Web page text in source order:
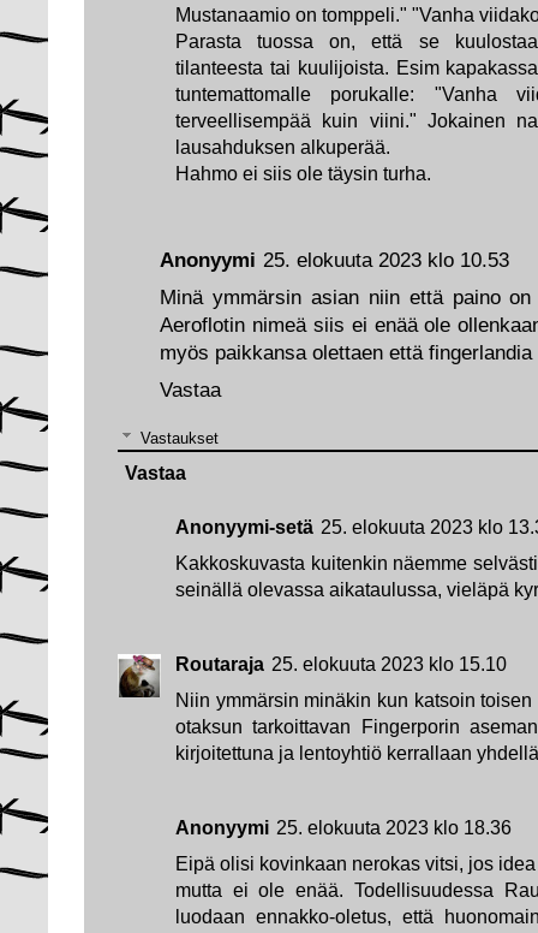
Anonyymi 25. elokuuta 2023 klo 10.53
Minä ymmärsin asian niin että paino
Aeroflotin nimeä siis ei enää ole
myös paikkansa olettaen että
Vastaa
Vastaukset
Anonyymi-setä 25. elokuuta 2023 klo
Kakkoskuvasta kuitenkin näemme
seinällä olevassa aikataulussa, vieläpä
Routaraja 25. elokuuta 2023 klo 15.10
Niin ymmärsin minäkin kun katsoin
otaksun tarkoittavan Fingerporin
kirjoitettuna ja lentoyhtiö kerrallaan
Anonyymi 25. elokuuta 2023 klo 18.36
Eipä olisi kovinkaan nerokas vitsi, jos
mutta ei ole enää. Todellisuudessa
luodaan ennakko-oletus, että
Vastaa
Mustanaamio on tomppeli." "Vanha
Parasta tuossa on, että se
tilanteesta tai kuulijoista. Esim
tuntemattomalle porukalle: "Vanha
terveellisempää kuin viini." Jokainen
lausahduksen alkuperää.
Hahmo ei siis ole täysin turha.